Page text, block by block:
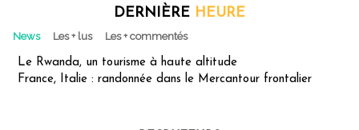
DERNIÈRE HEURE
News Les + lus Les + commentés
Le Rwanda, un tourisme à haute altitude
France, Italie : randonnée dans le Mercantour frontalier